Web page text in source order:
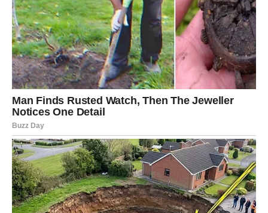
STIŽE NAGRADA KOJA MENJA
PRAVILA
Jarac je jedan od znakova koji nikada ne odustaju — čak
ni kada je najteže. I upravo zato je Univerzum odlučio da
sada vrati ravnotežu.
Poslednji period bio je pun odgovornosti, pritiska i
osećaja da sve zavisi od vas. Kao da ste nosili svet na
ramenima, bez odmora i bez sigurnosti da će se trud
isplatiti.
Ali sada dolazi preokret koji briše iscrpljenost.